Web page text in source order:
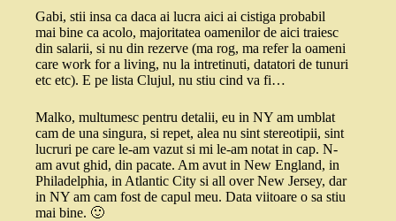
Gabi, stii insa ca daca ai lucra aici ai cistiga probabil
mai bine ca acolo, majoritatea oamenilor de aici traiesc
din salarii, si nu din rezerve (ma rog, ma refer la oameni
care work for a living, nu la intretinuti, datatori de tunuri
etc etc). E pe lista Clujul, nu stiu cind va fi…
Malko, multumesc pentru detalii, eu in NY am umblat
cam de una singura, si repet, alea nu sint stereotipii, sint
lucruri pe care le-am vazut si mi le-am notat in cap. N-
am avut ghid, din pacate. Am avut in New England, in
Philadelphia, in Atlantic City si all over New Jersey, dar
in NY am cam fost de capul meu. Data viitoare o sa stiu
mai bine. 🙂